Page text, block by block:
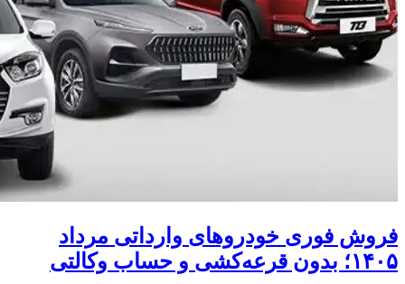
فروش فوری خودروهای وارداتی مرداد
۱۴۰۵؛ بدون قرعه‌کشی و حساب وکالتی